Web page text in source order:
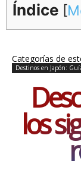
Índice [
Categorías de
Destinos en Japón:
los